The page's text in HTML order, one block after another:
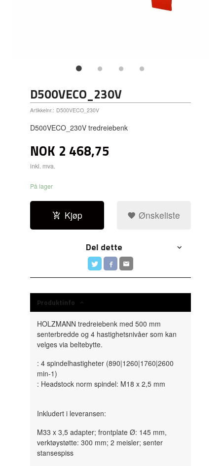
D500VECO_230V
Artikkelnr.: D500VECO_230V
D500VECO_230V tredreiebenk
NOK 2 468,75
inkl. mva.
På lager
Kjøp Ønskeliste
Del dette
Produktinfo
HOLZMANN tredreiebenk med 500 mm
senterbredde og 4 hastighetsnivåer som kan
velges via beltebytte.
: 4 spindelhastigheter (890|1260|1760|2600
min-1)
: Headstock norm spindel: M18 x 2,5 mm
Inkludert i leveransen:
M33 x 3,5 adapter; frontplate Ø: 145 mm,
verktøystøtte: 300 mm; 2 meisler; senter
stansespiss